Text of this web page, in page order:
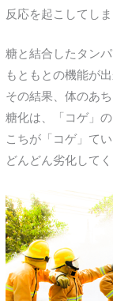
反応を起こしてしま
糖と結合したタン
もともとの機能が出
その結果、体のあ
糖化は、「コゲ」
こちが「コゲ」てい
どんどん劣化してく